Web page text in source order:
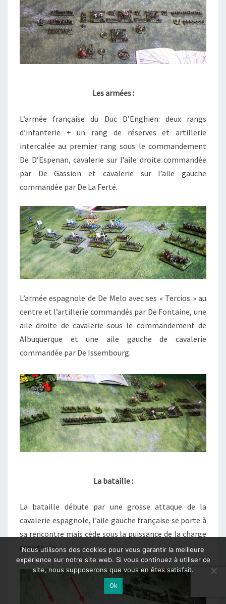
Les armées :
L’armée française du Duc D’Enghien: deux rangs
d’infanterie + un rang de réserves et artillerie
intercalée au premier rang sous le commandement
De D’Espenan, cavalerie sur l’aile droite commandée
par De Gassion et cavalerie sur l’aile gauche
commandée par De La Ferté.
L’armée espagnole de De Melo avec ses « Tercios » au
centre et l’artillerie commandés par De Fontaine, une
aile droite de cavalerie sous le commandement de
Albuquerque et une aile gauche de cavalerie
commandée par De Issembourg.
La bataille :
La bataille débute par une grosse attaque de la
cavalerie espagnole, l’aile gauche française se porte à
sa rencontre mais cède sous la puissance de la charge
espagnole
Nous utilisons des cookies pour vous garantir la meilleure
expérience sur notre site web. Si vous continuez à utiliser ce
site, nous supposerons que vous en êtes satisfait.
Ok